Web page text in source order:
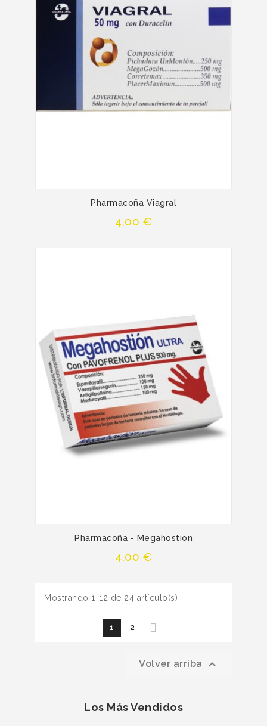
Pharmacoña Viagral
Precio
4,00 €
Pharmacoña - Megahostion
Precio
4,00 €
Mostrando 1-12 de 24 artículo(s)
1 2
Volver arriba 
Los Más Vendidos